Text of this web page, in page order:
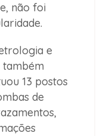
não foi
e
também
13 postos
de